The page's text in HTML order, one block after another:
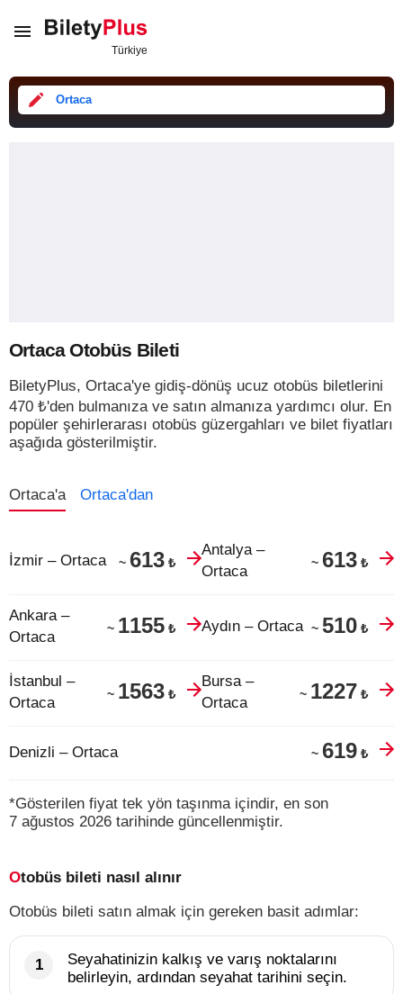
Ortaca
Ortaca Otobüs Bileti
BiletyPlus, Ortaca'ye gidiş-dönüş ucuz otobüs biletlerini
470 ₺'den bulmanıza ve satın almanıza yardımcı olur. En
popüler şehirlerarası otobüs güzergahları ve bilet fiyatları
aşağıda gösterilmiştir.
Ortaca'a Ortaca'dan
İzmir – Ortaca ~ 613 ₺
Antalya –
Ortaca
~ 613 ₺
Ankara –
Ortaca
~ 1155 ₺ Aydın – Ortaca ~ 510 ₺
İstanbul –
Ortaca
~ 1563 ₺
Bursa –
Ortaca
~ 1227 ₺
Denizli – Ortaca ~ 619 ₺
*Gösterilen fiyat tek yön taşınma içindir, en son
7 ağustos 2026 tarihinde güncellenmiştir.
Otobüs bileti nasıl alınır
Otobüs bileti satın almak için gereken basit adımlar:
Seyahatinizin kalkış ve varış noktalarını
belirleyin, ardından seyahat tarihini seçin.